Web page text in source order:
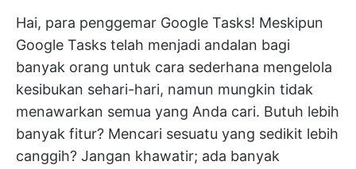
Hai, para penggemar Google Tasks! Meskipun
Google Tasks telah menjadi andalan bagi
banyak orang untuk cara sederhana mengelola
kesibukan sehari-hari, namun mungkin tidak
menawarkan semua yang Anda cari. Butuh lebih
banyak fitur? Mencari sesuatu yang sedikit lebih
canggih? Jangan khawatir; ada banyak